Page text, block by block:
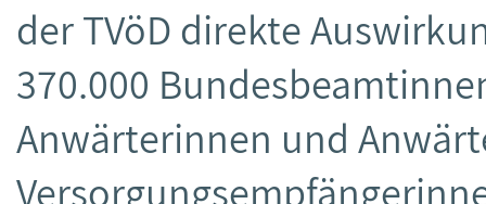
der TVöD direkte
370.000
Anwärterinnen und